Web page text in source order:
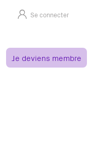
Se connecter
Je deviens membre